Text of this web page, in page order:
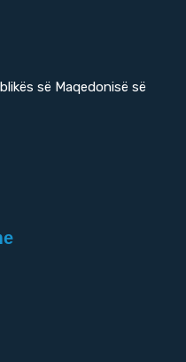
së Maqedonisë së